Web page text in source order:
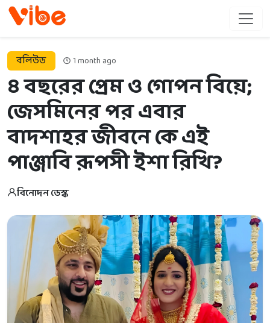
বলিউড 1 month ago
৪ বছরের প্রেম ও গোপন বিয়ে;
জেসমিনের পর এবার
বাদশাহর জীবনে কে এই
পাঞ্জাবি রূপসী ইশা রিখি?
বিনোদন ডেস্ক